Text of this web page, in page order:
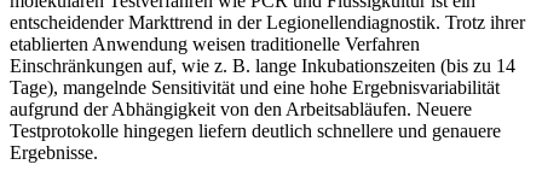
entscheidender Markttrend in der Legionellendiagnostik. Trotz ihrer
etablierten Anwendung weisen traditionelle Verfahren
Einschränkungen auf, wie z. B. lange Inkubationszeiten (bis zu 14
Tage), mangelnde Sensitivität und eine hohe Ergebnisvariabilität
aufgrund der Abhängigkeit von den Arbeitsabläufen. Neuere
Testprotokolle hingegen liefern deutlich schnellere und genauere
Ergebnisse.